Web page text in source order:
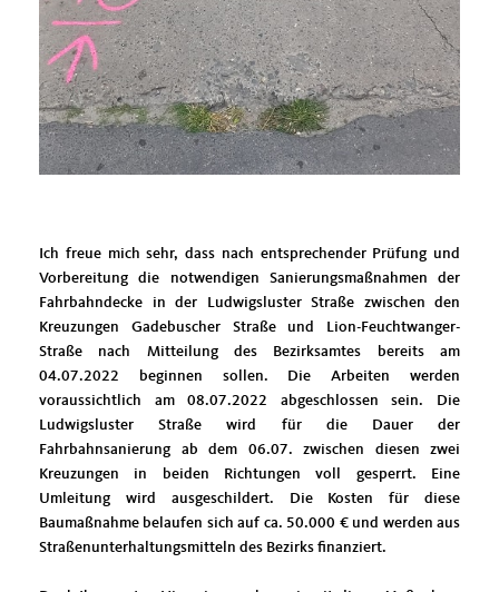
Ich freue mich sehr, dass nach entsprechender Prüfung und
Vorbereitung die notwendigen Sanierungsmaßnahmen der
Fahrbahndecke in der Ludwigsluster Straße zwischen den
Kreuzungen Gadebuscher Straße und Lion-Feuchtwanger-
Straße nach Mitteilung des Bezirksamtes bereits am
04.07.2022 beginnen sollen. Die Arbeiten werden
voraussichtlich am 08.07.2022 abgeschlossen sein. Die
Ludwigsluster Straße wird für die Dauer der
Fahrbahnsanierung ab dem 06.07. zwischen diesen zwei
Kreuzungen in beiden Richtungen voll gesperrt. Eine
Umleitung wird ausgeschildert. Die Kosten für diese
Baumaßnahme belaufen sich auf ca. 50.000 € und werden aus
Straßenunterhaltungsmitteln des Bezirks finanziert.